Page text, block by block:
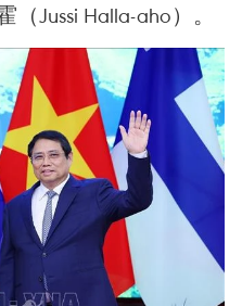
Jussi Halla-aho）。